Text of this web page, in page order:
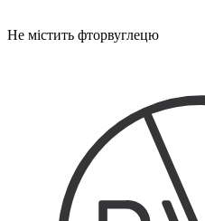
Не містить фторвуглецю